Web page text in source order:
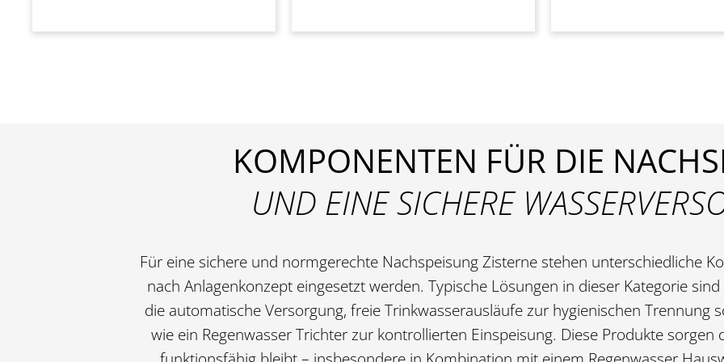
KOMPONENTEN FÜR DIE
UND EINE SICHERE
Für eine sichere und normgerechte Nachspeisung Zisterne stehen unterschiedliche
nach Anlagenkonzept eingesetzt werden. Typische Lösungen in dieser Kategorie
die automatische Versorgung, freie Trinkwasserausläufe zur hygienischen Trennung
wie ein Regenwasser Trichterzur kontrollierten Einspeisung. Diese Produkte sorgen